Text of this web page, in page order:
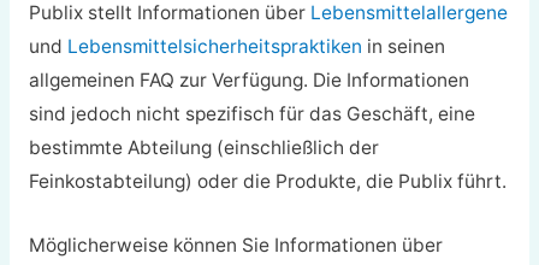
Publix stellt Informationen über Lebensmittelallergene
und Lebensmittelsicherheitspraktiken in seinen
allgemeinen FAQ zur Verfügung. Die Informationen
sind jedoch nicht spezifisch für das Geschäft, eine
bestimmte Abteilung (einschließlich der
Feinkostabteilung) oder die Produkte, die Publix führt.
Möglicherweise können Sie Informationen über